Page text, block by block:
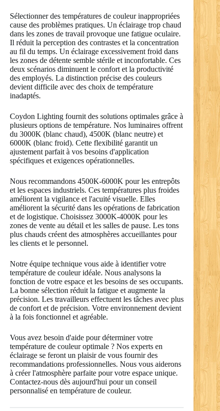
Sélectionner des températures de couleur inappropriées
cause des problèmes pratiques. Un éclairage trop chaud
dans les zones de travail provoque une fatigue oculaire.
Il réduit la perception des contrastes et la concentration
au fil du temps. Un éclairage excessivement froid dans
les zones de détente semble stérile et inconfortable. Ces
deux scénarios diminuent le confort et la productivité
des employés. La distinction précise des couleurs
devient difficile avec des choix de température
inadaptés.
Coydon Lighting fournit des solutions optimales grâce à
plusieurs options de température. Nos luminaires offrent
du 3000K (blanc chaud), 4500K (blanc neutre) et
6000K (blanc froid). Cette flexibilité garantit un
ajustement parfait à vos besoins d'application
spécifiques et exigences opérationnelles.
Nous recommandons 4500K-6000K pour les entrepôts
et les espaces industriels. Ces températures plus froides
améliorent la vigilance et l'acuité visuelle. Elles
améliorent la sécurité dans les opérations de fabrication
et de logistique. Choisissez 3000K-4000K pour les
zones de vente au détail et les salles de pause. Les tons
plus chauds créent des atmosphères accueillantes pour
les clients et le personnel.
Notre équipe technique vous aide à identifier votre
température de couleur idéale. Nous analysons la
fonction de votre espace et les besoins de ses occupants.
La bonne sélection réduit la fatigue et augmente la
précision. Les travailleurs effectuent les tâches avec plus
de confort et de précision. Votre environnement devient
à la fois fonctionnel et agréable.
Vous avez besoin d'aide pour déterminer votre
température de couleur optimale ? Nos experts en
éclairage se feront un plaisir de vous fournir des
recommandations professionnelles. Nous vous aiderons
à créer l'atmosphère parfaite pour votre espace unique.
Contactez-nous dès aujourd'hui pour un conseil
personnalisé en température de couleur.